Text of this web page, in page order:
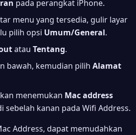
pada perangkat iPhone.
menu yang tersedia, gulir layar
pilih opsi Umum/General.
atau Tentang.
bawah, kemudian pilih Alamat
menemukan Mac address
sebelah kanan pada Wifi Address.
Address, dapat memudahkan